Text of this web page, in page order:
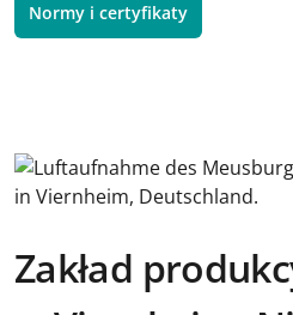
Normy i certyfikaty
Zakład